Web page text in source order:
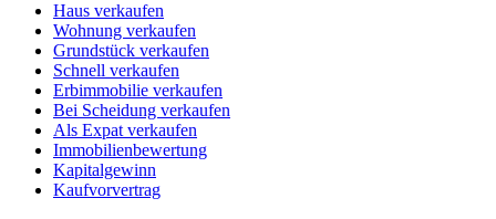
Haus verkaufen
Wohnung verkaufen
Grundstück verkaufen
Schnell verkaufen
Erbimmobilie verkaufen
Bei Scheidung verkaufen
Als Expat verkaufen
Immobilienbewertung
Kapitalgewinn
Kaufvorvertrag